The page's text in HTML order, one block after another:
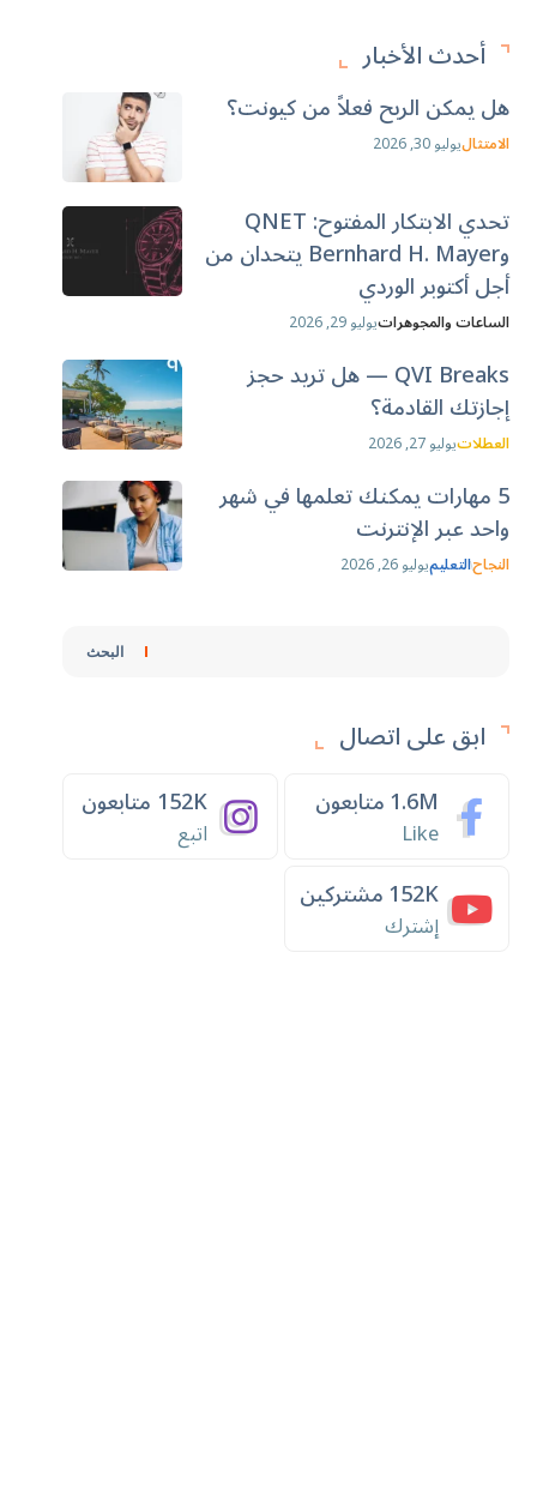
أحدث الأخبار
هل يمكن الربح فعلاً من كيونت؟
الامتثاليوليو 30, 2026
تحدي الابتكار المفتوح: QNET
وBernhard H. Mayer يتحدان من
أجل أكتوبر الوردي
الساعات والمجوهراتيوليو 29, 2026
QVI Breaks — هل تريد حجز
إجازتك القادمة؟
العطلاتيوليو 27, 2026
5 مهارات يمكنك تعلمها في شهر
واحد عبر الإنترنت
النجاحالتعليميوليو 26, 2026
البحث
ابق على اتصال
1.6Mمتابعون
Like
152K متابعون
اتبع
152Kمشتركين
إشترك